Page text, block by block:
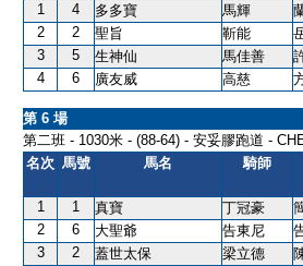
1 4 多多寶 馬輝
2
2 聖旨 靳能
3
5 生神仙 馬佳善
4
6 廣友威 高慈
第 6 場
第二班 - 1030米 - (88-64) - 安妥膠跑道 -
名次 馬號 馬名 騎師
1 1 真寶 丁冠豪
2
6 大聖爺 告東尼
3
2 蓋世太保 梁立德